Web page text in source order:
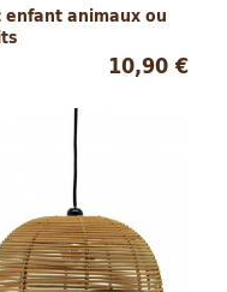
enfant animaux ou
10,90 €